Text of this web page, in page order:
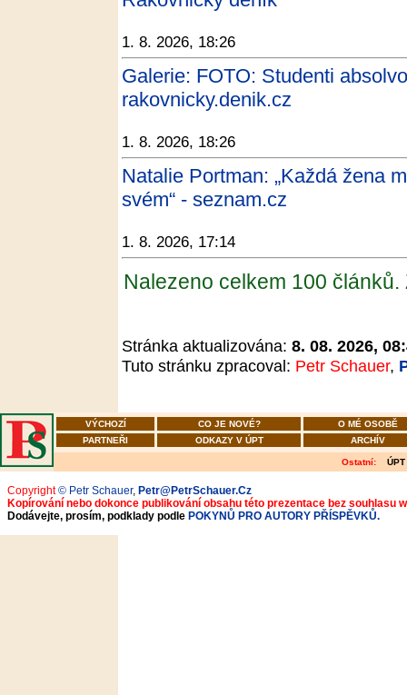
1. 8. 2026, 18:26
Galerie: FOTO: Studenti
rakovnicky.denik.cz
1. 8. 2026, 18:26
Natalie Portman: „Každá žena
svém“ - seznam.cz
1. 8. 2026, 17:14
Nalezeno celkem 100
Stránka aktualizována: 8. 08. 2026,
Tuto stránku zpracoval: Petr Schauer,
VÝCHOZÍ CO JE NOVÉ?
O MÉ OSOBĚ
PARTNEŘI
ODKAZY V ÚPT ARCHÍV
Ostatní: ÚPT
Copyright© Petr Schauer, Petr@PetrSchauer.Cz
Kopírování nebo dokonce publikování obsahu této prezentace bez souhlasu
Dodávejte, prosím, podklady podle POKYNŮ PRO AUTORY PŘÍSPĚVKŮ.